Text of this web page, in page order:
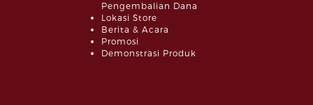
Pengembalian Dana
Lokasi Store
Berita & Acara
Promosi
Demonstrasi Produk